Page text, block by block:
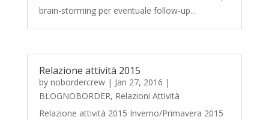
brain-storming per eventuale follow-up...
Relazione attività 2015
by nobordercrew| Jan 27, 2016 |
BLOGNOBORDER, Relazioni Attività
Relazione attività 2015 Inverno/Primavera 2015